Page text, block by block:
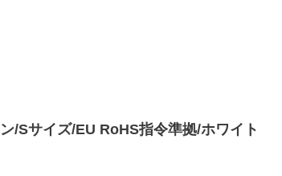
/Sサイズ/EU RoHS指令準拠/ホワイト